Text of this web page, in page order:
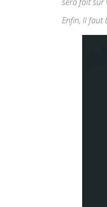
Enfin, Il faut